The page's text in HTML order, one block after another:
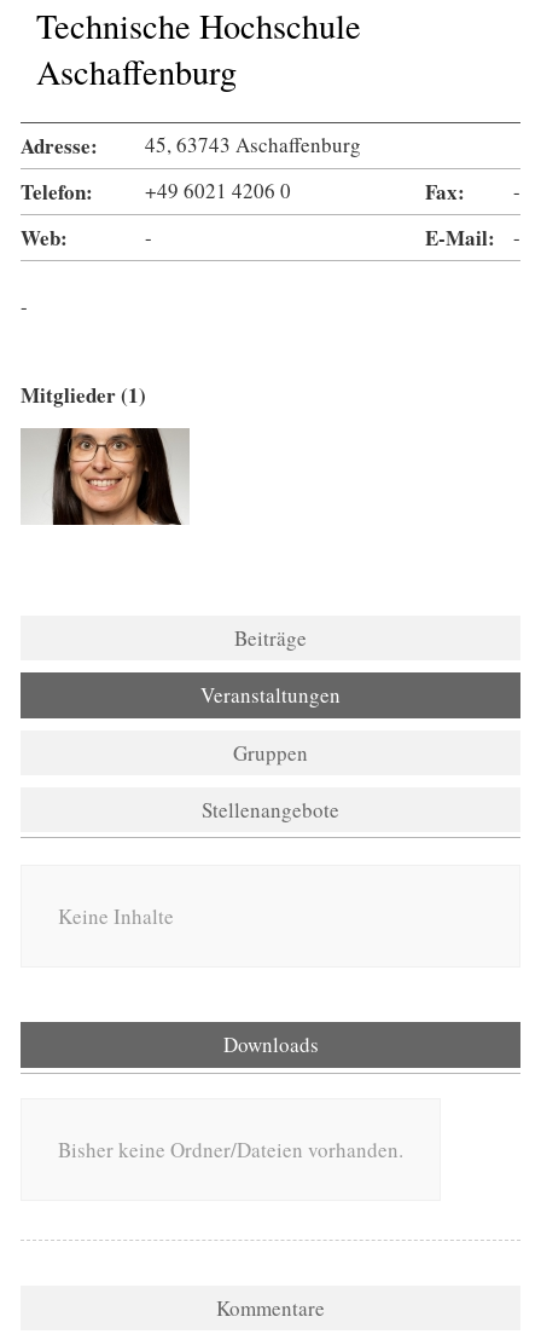
Technische Hochschule
Aschaffenburg
Adresse: 45, 63743 Aschaffenburg
Telefon: +49 6021 4206 0 Fax: -
Web: - E-Mail: -
-
Mitglieder (1)
Beiträge
Veranstaltungen
Gruppen
Stellenangebote
Keine Inhalte
Downloads
Bisher keine Ordner/Dateien vorhanden.
Kommentare